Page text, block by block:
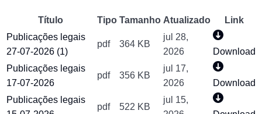
Título Tipo Tamanho Atualizado
Link
Publicações legais
27-07-2026 (1)
pdf 364 KB
jul 28,
2026
Download
Publicações legais
17-07-2026
pdf 356 KB
jul 17,
2026
Download
Publicações legais
pdf 522 KB
jul 15,